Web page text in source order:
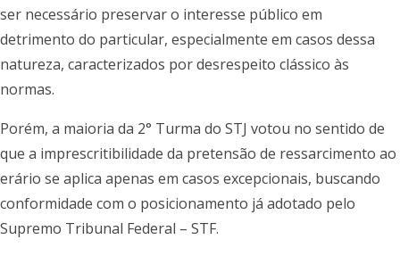
ser necessário preservar o interesse público em
detrimento do particular, especialmente em casos dessa
natureza, caracterizados por desrespeito clássico às
normas.
Porém, a maioria da 2° Turma do STJ votou no sentido de
que a imprescritibilidade da pretensão de ressarcimento ao
erário se aplica apenas em casos excepcionais, buscando
conformidade com o posicionamento já adotado pelo
Supremo Tribunal Federal – STF.